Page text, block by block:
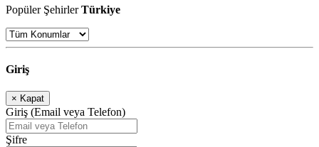
Popüler ŞehirlerTürkiye
Giriş
× Kapat
Giriş (Email veya Telefon)
Şifre